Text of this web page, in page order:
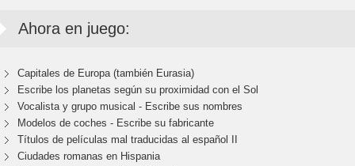
Ahora en juego:
Capitales de Europa (también Eurasia)
Escribe los planetas según su proximidad con el Sol
Vocalista y grupo musical - Escribe sus nombres
Modelos de coches - Escribe su fabricante
Títulos de películas mal traducidas al español II
Ciudades romanas en Hispania